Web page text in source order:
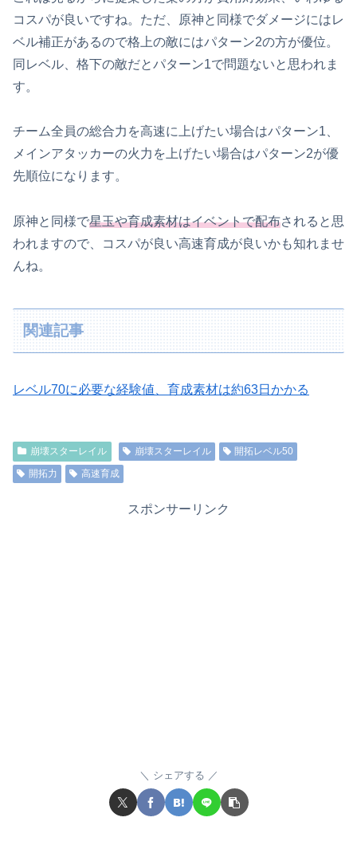
コスパが良いですね。ただ、原神と同様でダメージにはレ
ベル補正があるので格上の敵にはパターン2の方が優位。
同レベル、格下の敵だとパターン1で問題ないと思われま
す。
チーム全員の総合力を高速に上げたい場合はパターン1、
メインアタッカーの火力を上げたい場合はパターン2が優
先順位になります。
原神と同様で星玉や育成素材はイベントで配布されると思
われますので、コスパが良い高速育成が良いかも知れませ
んね。
関連記事
レベル70に必要な経験値、育成素材は約63日かかる
崩壊スターレイル 崩壊スターレイル
開拓レベル50
開拓力
高速育成
スポンサーリンク
シェアする